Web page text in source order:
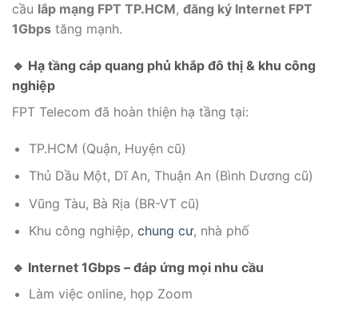
cầu lắp mạng FPT TP.HCM, đăng ký Internet FPT
1Gbps tăng mạnh.
🔹 Hạ tầng cáp quang phủ khắp đô thị & khu công
nghiệp
FPT Telecom đã hoàn thiện hạ tầng tại:
TP.HCM (Quận, Huyện cũ)
Thủ Dầu Một, Dĩ An, Thuận An (Bình Dương cũ)
Vũng Tàu, Bà Rịa (BR-VT cũ)
Khu công nghiệp, chung cư, nhà phố
🔹 Internet 1Gbps – đáp ứng mọi nhu cầu
Làm việc online, họp Zoom